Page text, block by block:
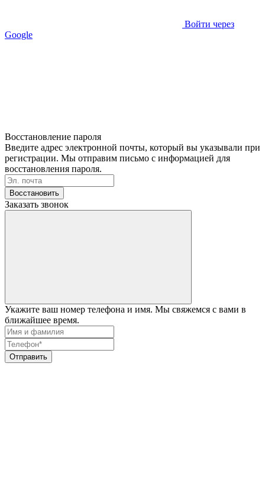
Войти через
Google
Восстановление пароля
Введите адрес электронной почты, который вы указывали при
регистрации. Мы отправим письмо с информацией для
восстановления пароля.
Восстановить
Заказать звонок
Укажите ваш номер телефона и имя. Мы свяжемся с вами в
ближайшее время.
Отправить